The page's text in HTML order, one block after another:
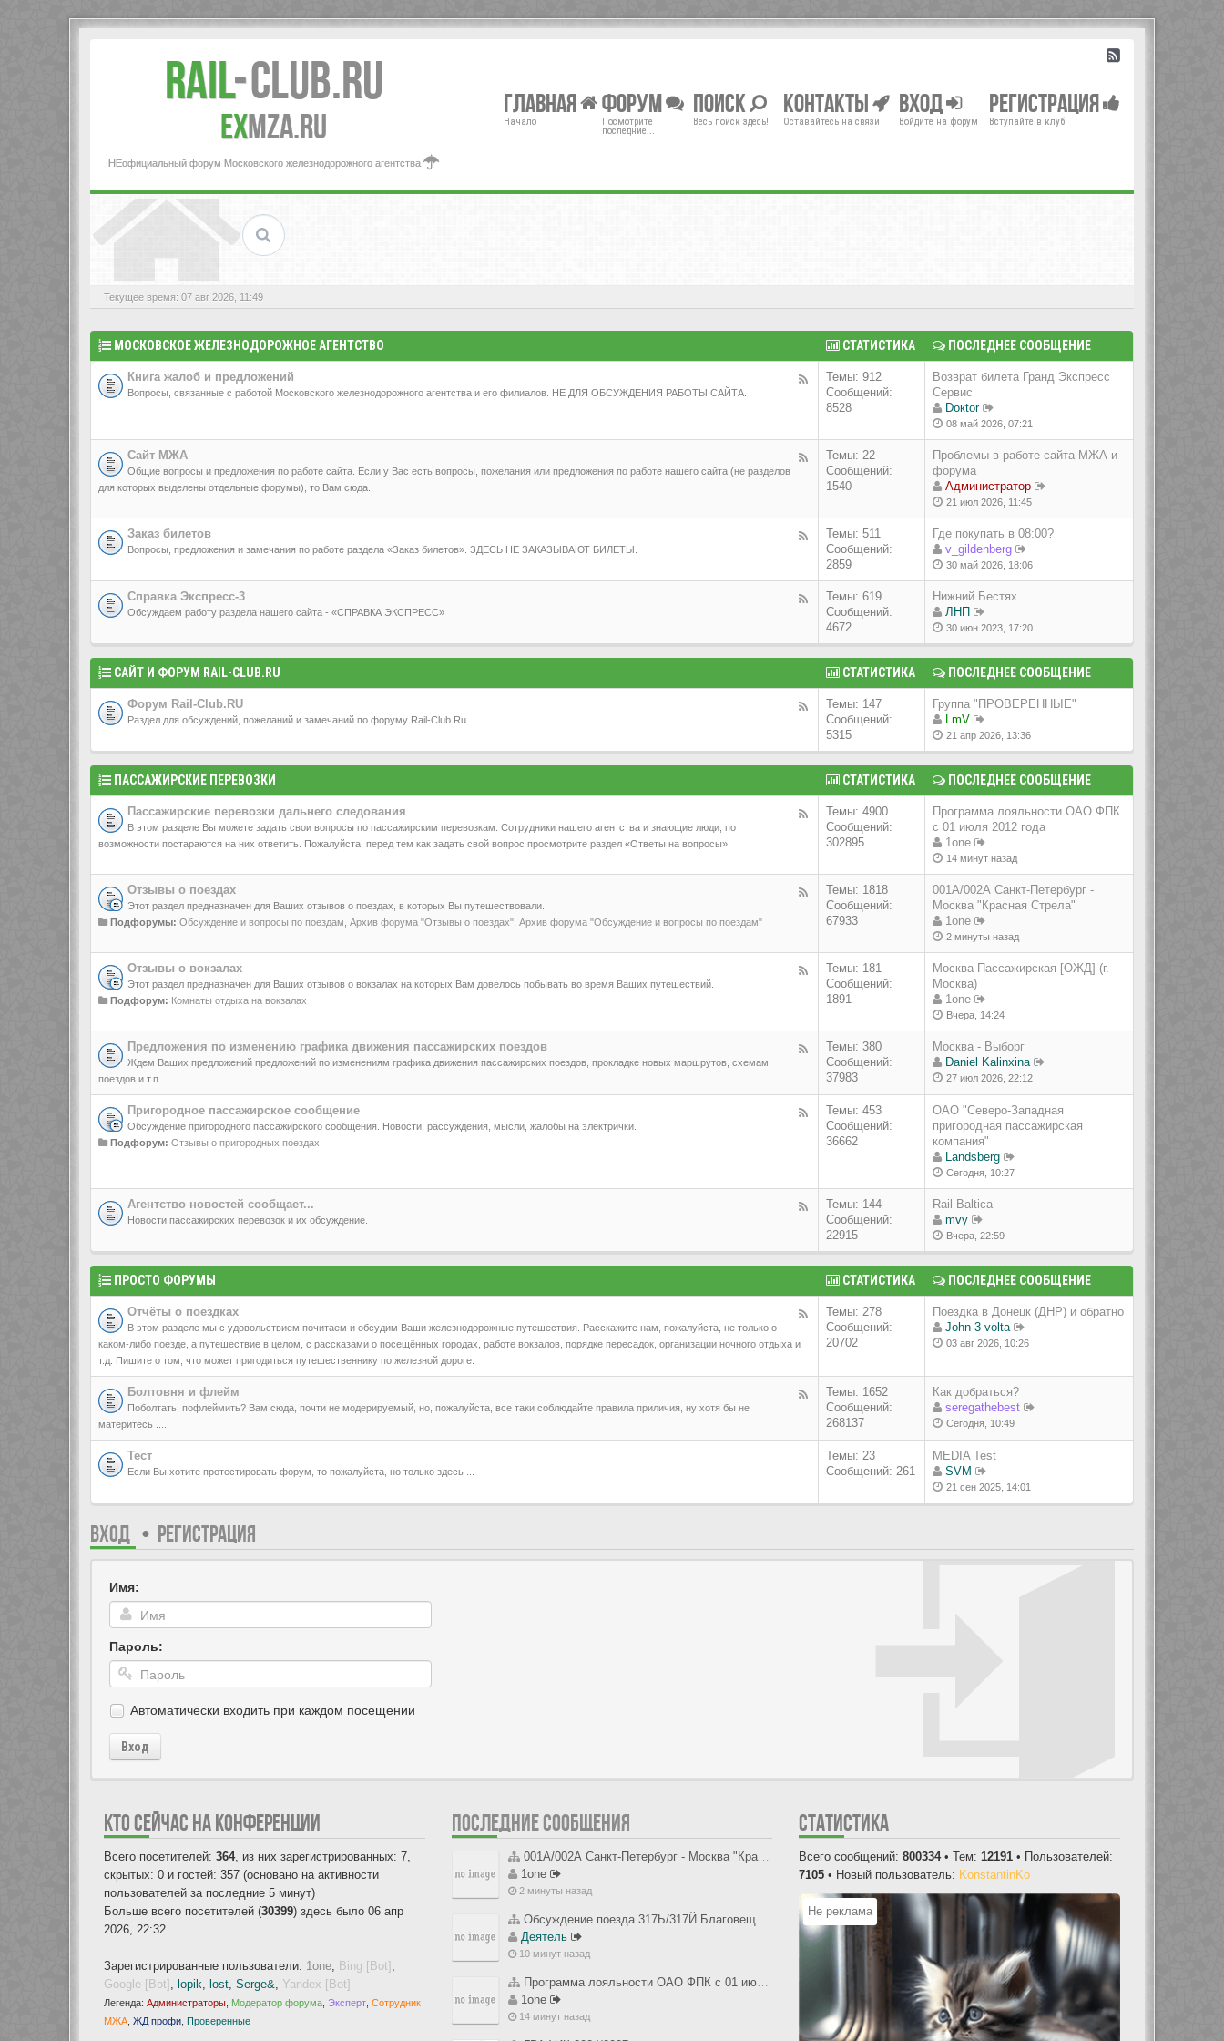
Rail-Club.RU
exMZA.RU
НЕофициальный форум Московского железнодорожного агентства
Главная
Начало
Форум
Посмотрите
последние...
Поиск
Весь поиск здесь!
Контакты
Оставайтесь на связи
Вход
Войдите на форум
Регистрация
Вступайте в клуб
Текущее время: 07 авг 2026, 11:49
МОСКОВСКОЕ ЖЕЛЕЗНОДОРОЖНОЕ АГЕНТСТВО СТАТИСТИКА ПОСЛЕДНЕЕ СООБЩЕНИЕ
Книга жалоб и предложений
Вопросы, связанные с работой Московского железнодорожного агентства и его филиалов. НЕ ДЛЯ ОБСУЖДЕНИЯ РАБОТЫ САЙТА.
Темы: 912
Сообщений:
8528
Возврат билета Гранд Экспресс
Сервис
Doкtor
08 май 2026, 07:21
Сайт МЖА
Общие вопросы и предложения по работе сайта. Если у Вас есть вопросы, пожелания или предложения по работе нашего сайта (не разделов
для которых выделены отдельные форумы), то Вам сюда.
Темы: 22
Сообщений:
1540
Проблемы в работе сайта МЖА и
форума
Администратор
21 июл 2026, 11:45
Заказ билетов
Вопросы, предложения и замечания по работе раздела «Заказ билетов». ЗДЕСЬ НЕ ЗАКАЗЫВАЮТ БИЛЕТЫ.
Темы: 511
Сообщений:
2859
Где покупать в 08:00?
v_gildenberg
30 май 2026, 18:06
Справка Экспресс-3
Обсуждаем работу раздела нашего сайта - «СПРАВКА ЭКСПРЕСС»
Темы: 619
Сообщений:
4672
Нижний Бестях
ЛНП
30 июн 2023, 17:20
САЙТ И ФОРУМ RAIL-CLUB.RU СТАТИСТИКА ПОСЛЕДНЕЕ СООБЩЕНИЕ
Форум Rail-Club.RU
Раздел для обсуждений, пожеланий и замечаний по форуму Rail-Club.Ru
Темы: 147
Сообщений:
5315
Группа "ПРОВЕРЕННЫЕ"
LmV
21 апр 2026, 13:36
ПАССАЖИРСКИЕ ПЕРЕВОЗКИ СТАТИСТИКА ПОСЛЕДНЕЕ СООБЩЕНИЕ
Пассажирские перевозки дальнего следования
В этом разделе Вы можете задать свои вопросы по пассажирским перевозкам. Сотрудники нашего агентства и знающие люди, по
возможности постараются на них ответить. Пожалуйста, перед тем как задать свой вопрос просмотрите раздел «Ответы на вопросы».
Темы: 4900
Сообщений:
302895
Программа лояльности ОАО ФПК
с 01 июля 2012 года
1one
14 минут назад
Отзывы о поездах
Этот раздел предназначен для Ваших отзывов о поездах, в которых Вы путешествовали.
Подфорумы: Обсуждение и вопросы по поездам Архив форума "Отзывы о поездах" Архив форума "Обсуждение и вопросы по поездам"
Темы: 1818
Сообщений:
67933
001А/002А Санкт-Петербург -
Москва "Красная Стрела"
1one
2 минуты назад
Отзывы о вокзалах
Этот раздел предназначен для Ваших отзывов о вокзалах на которых Вам довелось побывать во время Ваших путешествий.
Подфорум: Комнаты отдыха на вокзалах
Темы: 181
Сообщений:
1891
Москва-Пассажирская [ОЖД] (г.
Москва)
1one
Вчера, 14:24
Предложения по изменению графика движения пассажирских поездов
Ждем Ваших предложений предложений по изменениям графика движения пассажирских поездов, прокладке новых маршрутов, схемам
поездов и т.п.
Темы: 380
Сообщений:
37983
Москва - Выборг
Daniel Kalinxina
27 июл 2026, 22:12
Пригородное пассажирское сообщение
Обсуждение пригородного пассажирского сообщения. Новости, рассуждения, мысли, жалобы на электрички.
Подфорум: Отзывы о пригородных поездах
Темы: 453
Сообщений:
36662
ОАО "Северо-Западная
пригородная пассажирская
компания"
Landsberg
Сегодня, 10:27
Агентство новостей сообщает...
Новости пассажирских перевозок и их обсуждение.
Темы: 144
Сообщений:
22915
Rail Baltica
mvy
Вчера, 22:59
ПРОСТО ФОРУМЫ СТАТИСТИКА ПОСЛЕДНЕЕ СООБЩЕНИЕ
Отчёты о поездках
В этом разделе мы с удовольствием почитаем и обсудим Ваши железнодорожные путешествия. Расскажите нам, пожалуйста, не только о
каком-либо поезде, а путешествие в целом, с рассказами о посещённых городах, работе вокзалов, порядке пересадок, организации ночного отдыха и
т.д. Пишите о том, что может пригодиться путешественнику по железной дороге.
Темы: 278
Сообщений:
20702
Поездка в Донецк (ДНР) и обратно
John 3 volta
03 авг 2026, 10:26
Болтовня и флейм
Поболтать, пофлеймить? Вам сюда, почти не модерируемый, но, пожалуйста, все таки соблюдайте правила приличия, ну хотя бы не
материтесь ....
Темы: 1652
Сообщений:
268137
Как добраться?
seregathebest
Сегодня, 10:49
Тест
Если Вы хотите протестировать форум, то пожалуйста, но только здесь ...
Темы: 23
Сообщений: 261
MEDIA Test
SVM
21 сен 2025, 14:01
ВХОД • РЕГИСТРАЦИЯ
Имя:
Пароль:
Автоматически входить при каждом посещении
Вход
КТО СЕЙЧАС НА КОНФЕРЕНЦИИ
Всего посетителей: 364, из них зарегистрированных: 7,
скрытых: 0 и гостей: 357 (основано на активности
пользователей за последние 5 минут)
Больше всего посетителей (30399) здесь было 06 апр
2026, 22:32
Зарегистрированные пользователи: 1one, Bing [Bot] ,
Google [Bot] , lopik, lost, Serge&, Yandex [Bot]
Легенда: Администраторы Модератор форума Эксперт Сотрудник
МЖА ЖД профи Проверенные
ПОСЛЕДНИЕ СООБЩЕНИЯ
001А/002А Санкт-Петербург - Москва "Красная Стрела"
1one
2 минуты назад
Обсуждение поезда 317Ь/317Й Благовещенск - Нижний Бестях
Деятель
10 минут назад
Программа лояльности ОАО ФПК с 01 июля 2012 года
1one
14 минут назад
СТАТИСТИКА
Всего сообщений:800334• Тем:12191 • Пользователей:
7105 • Новый пользователь: KonstantinKo
Не реклама